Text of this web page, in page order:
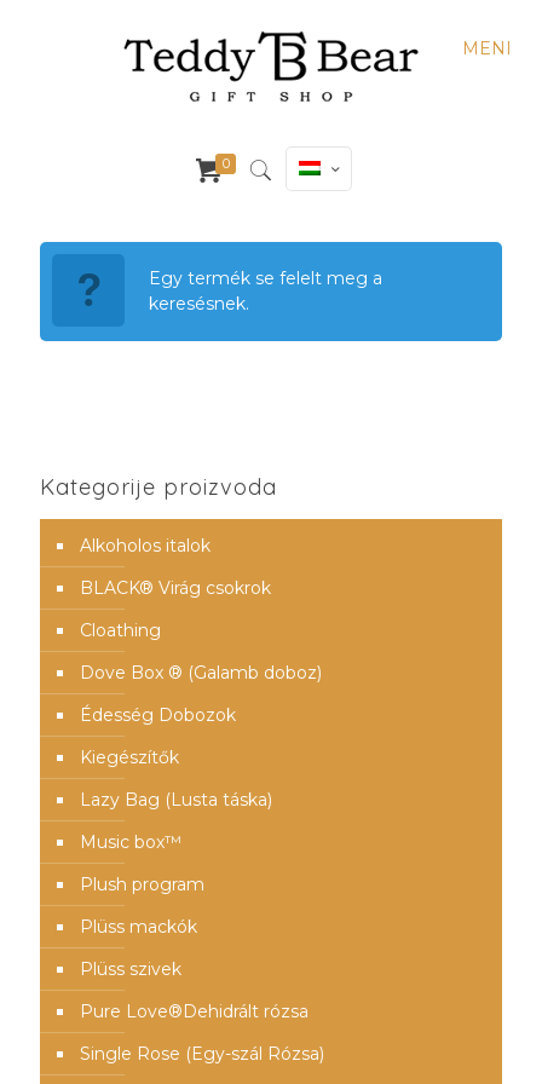
MENI
0
Egy termék se felelt meg a
keresésnek.
Kategorije proizvoda
Alkoholos italok
BLACK® Virág csokrok
Cloathing
Dove Box ® (Galamb doboz)
Édesség Dobozok
Kiegészítők
Lazy Bag (Lusta táska)
Music box™️
Plush program
Plüss mackók
Plüss szivek
Pure Love®️Dehidrált rózsa
Single Rose (Egy-szál Rózsa)